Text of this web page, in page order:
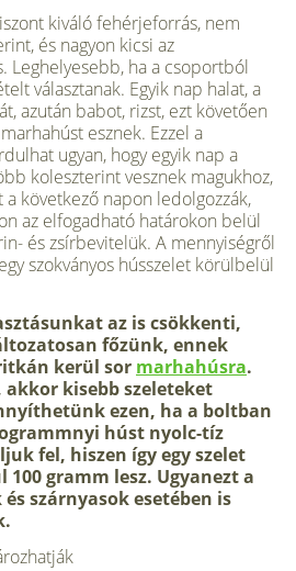
kiváló fehérjeforrás, nem
és nagyon kicsi az
Leghelyesebb, ha a csoportból
választanak. Egyik nap halat, a
azután babot, rizst, ezt követően
esznek. Ezzel a
ugyan, hogy egyik nap a
koleszterint vesznek magukhoz,
következő napon ledolgozzák,
az elfogadható határokon belül
és zsírbevitelük. A mennyiségről
szokványos hússzelet körülbelül
az is csökkenti,
főzünk, ennek
kerül sor marhahúsra.
akkor kisebb szeleteket
ezen, ha a boltban
húst nyolc-tíz
fel, hiszen így egy szelet
gramm lesz. Ugyanezt a
szárnyasok esetében is